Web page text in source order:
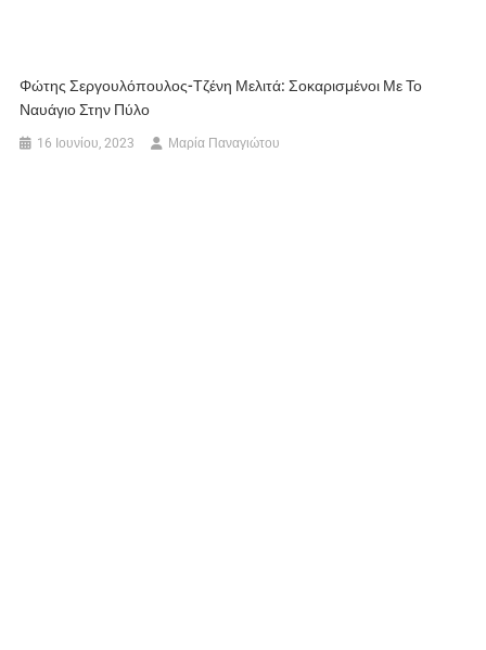
Φώτης Σεργουλόπουλος-Τζένη Μελιτά: Σοκαρισμένοι Με Το
Ναυάγιο Στην Πύλο
16 Ιουνίου, 2023 Μαρία Παναγιώτου